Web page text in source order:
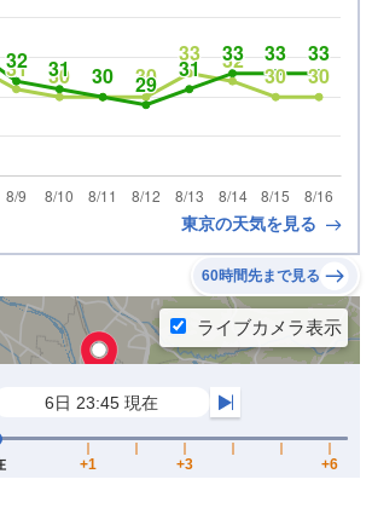
東京の天気を見る
60時間先まで見る